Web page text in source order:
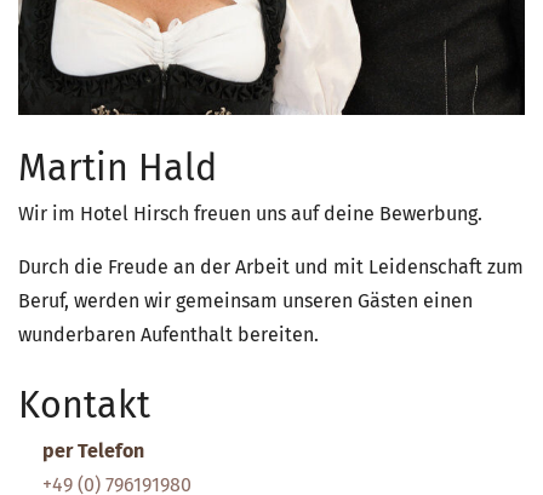
Martin Hald
Wir im Hotel Hirsch freuen uns auf deine Bewerbung.
Durch die Freude an der Arbeit und mit Leidenschaft zum
Beruf, werden wir gemeinsam unseren Gästen einen
wunderbaren Aufenthalt bereiten.
Kontakt
per Telefon
+49 (0) 796191980